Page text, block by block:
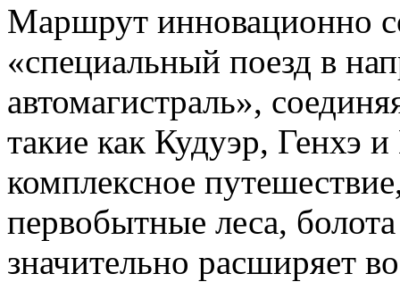
Маршрут инновационно
«специальный поезд в
автомагистраль»,
такие как Кудуэр, Генхэ
комплексное
первобытные леса,
значительно расширяет